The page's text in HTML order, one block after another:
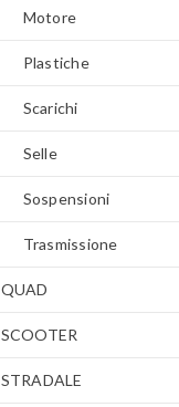
Motore
Plastiche
Scarichi
Selle
Sospensioni
Trasmissione
QUAD
SCOOTER
STRADALE